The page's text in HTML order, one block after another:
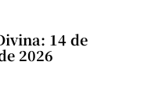
14 de
2026